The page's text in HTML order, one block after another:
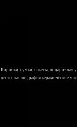
Коробки, сумки, пакеты, подарочная
цветы, кашпо, рафия керамические